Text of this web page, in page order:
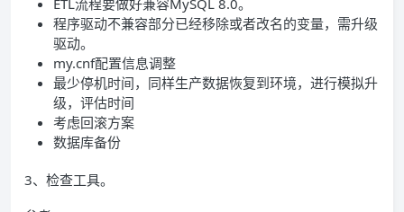
程序驱动不兼容部分已经移除或者改名的变量，需升级
驱动。
my.cnf配置信息调整
最少停机时间，同样生产数据恢复到环境，进行模拟升
级，评估时间
考虑回滚方案
数据库备份
3、检查工具。